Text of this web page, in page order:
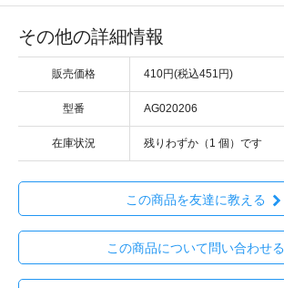
その他の詳細情報
販売価格 410円(税込451円)
型番 AG020206
在庫状況 残りわずか（1 個）です
この商品を友達に教える
この商品について問い合わせる